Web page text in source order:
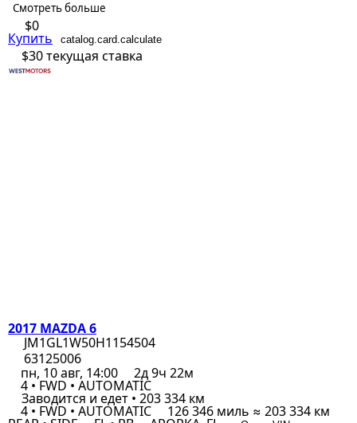
Смотреть больше
$0
Купить catalog.card.calculate
$30текущая ставка
2017 MAZDA 6
JM1GL1W50H1154504
63125006
пн, 10 авг, 14:00
2д 9ч 22м
4 • FWD • AUTOMATIC
Заводится и едет • 203 334 км
4 • FWD • AUTOMATIC 126 346 миль ≈ 203 334 км